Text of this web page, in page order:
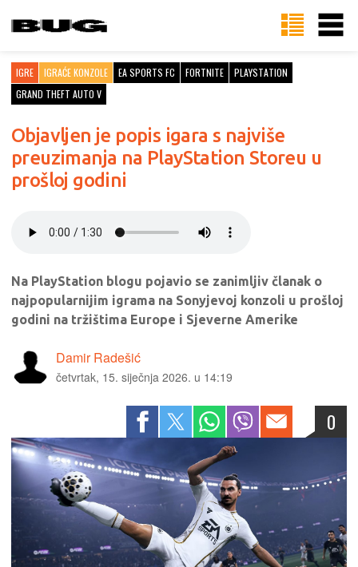
IGRE IGRAĆE KONZOLE EA SPORTS FC FORTNITE
PLAYSTATION
GRAND THEFT AUTO V
Objavljen je popis igara s najviše
preuzimanja na PlayStation Storeu u
prošloj godini
Na PlayStation blogu pojavio se zanimljiv članak o
najpopularnijim igrama na Sonyjevoj konzoli u prošloj
godini na tržištima Europe i Sjeverne Amerike
Damir Radešić
četvrtak, 15. siječnja 2026. u 14:19
0